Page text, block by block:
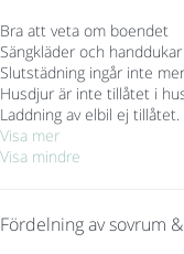
Bra att veta om boendet
Sängkläder och
Slutstädning ingår inte
Husdjur är inte tillåtet i
Laddning av elbil ej tillåtet.
Visa mer
Visa mindre
Fördelning av sovrum